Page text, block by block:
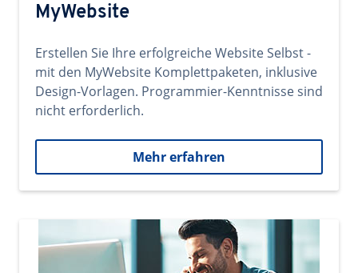
MyWebsite
Erstellen Sie Ihre erfolgreiche Website Selbst -
mit den MyWebsite Komplettpaketen, inklusive
Design-Vorlagen. Programmier-Kenntnisse sind
nicht erforderlich.
Mehr erfahren